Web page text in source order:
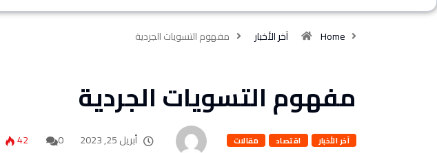
Home آخر الأخبار مفهوم التسويات الجردية
مفهوم التسويات الجردية
آخر الأخبار اقتصاد مقالات أبريل 25, 2023 0
42